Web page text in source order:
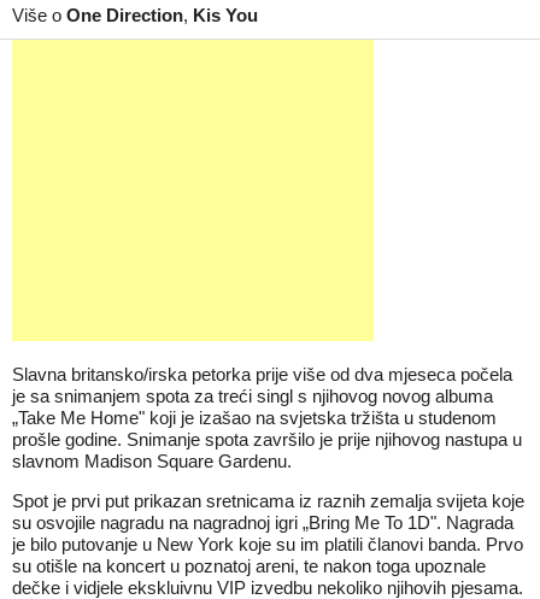
Više o One Direction, Kis You
Slavna britansko/irska petorka prije više od dva mjeseca počela
je sa snimanjem spota za treći singl s njihovog novog albuma
„Take Me Home" koji je izašao na svjetska tržišta u studenom
prošle godine. Snimanje spota završilo je prije njihovog nastupa u
slavnom Madison Square Gardenu.
Spot je prvi put prikazan sretnicama iz raznih zemalja svijeta koje
su osvojile nagradu na nagradnoj igri „Bring Me To 1D". Nagrada
je bilo putovanje u New York koje su im platili članovi banda. Prvo
su otišle na koncert u poznatoj areni, te nakon toga upoznale
dečke i vidjele ekskluivnu VIP izvedbu nekoliko njihovih pjesama.